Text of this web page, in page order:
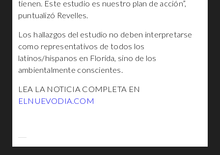
tienen. Este estudio es nuestro plan de acción”,
puntualizó Revelles.
Los hallazgos del estudio no deben interpretarse
como representativos de todos los
latinos/hispanos en Florida, sino de los
ambientalmente conscientes.
LEA LA NOTICIA COMPLETA EN
ELNUEVODIA.COM